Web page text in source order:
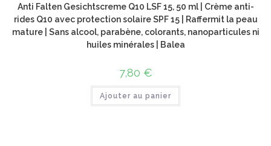
Anti Falten Gesichtscreme Q10 LSF 15, 50 ml | Crème anti-
rides Q10 avec protection solaire SPF 15 | Raffermit la peau
mature | Sans alcool, parabène, colorants, nanoparticules ni
huiles minérales | Balea
7,80 €
Ajouter au panier